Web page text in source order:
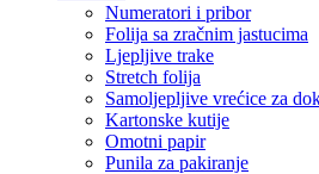
Numeratori i pribor
Folija sa zračnim jastucima
Ljepljive trake
Stretch folija
Samoljepljive vrećice za
Kartonske kutije
Omotni papir
Punila za pakiranje